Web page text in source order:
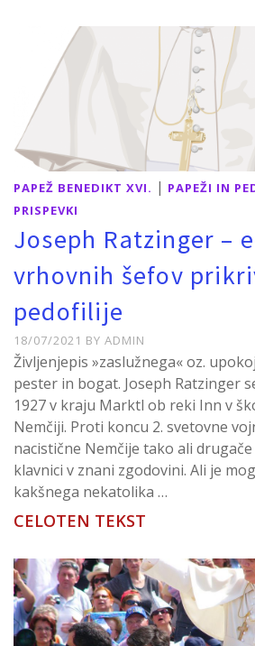
PAPEŽ BENEDIKT XVI. | PAPEŽI IN
PRISPEVKI
Joseph Ratzinger –
vrhovnih šefov
pedofilije
18/07/2021 BY ADMIN
Življenjepis »zaslužnega« oz.
pester in bogat. Joseph Ratzinger
1927 v kraju Marktl ob reki Inn v
Nemčiji. Proti koncu 2. svetovne
nacistične Nemčije tako ali
klavnici v znani zgodovini. Ali je
kakšnega nekatolika …
CELOTEN TEKST